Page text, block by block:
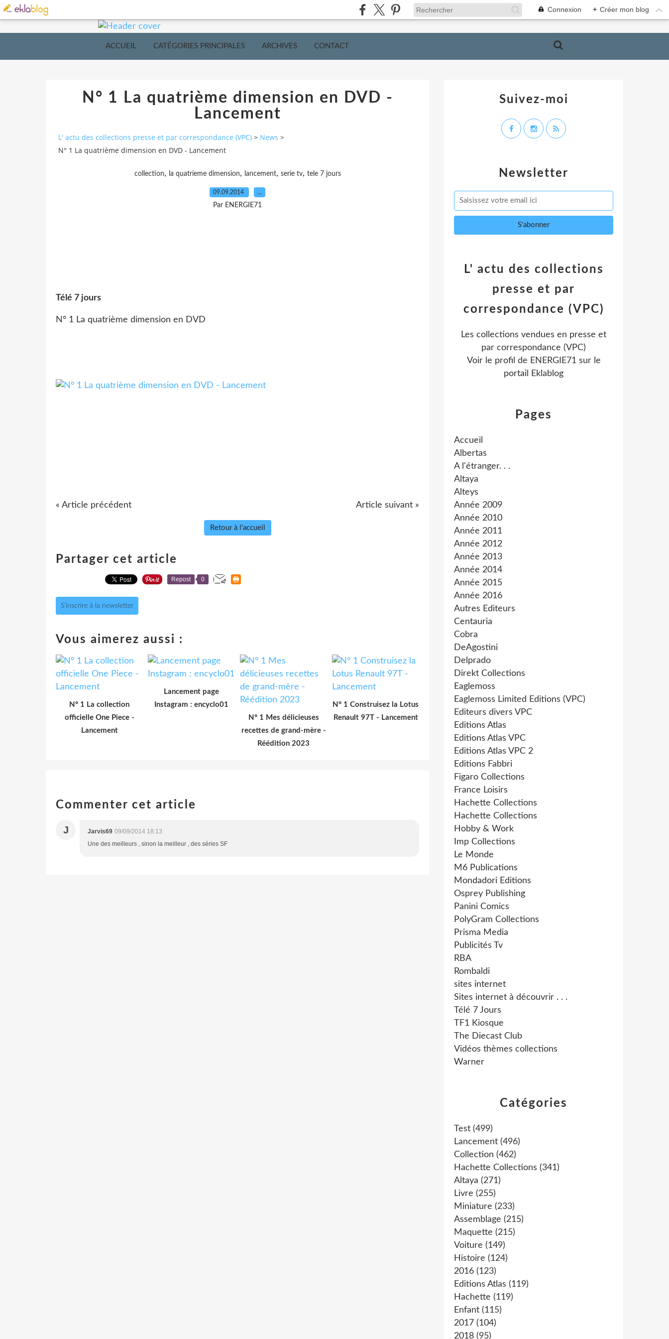
Connexion + Créer mon blog
ACCUEIL CATÉGORIES PRINCIPALES ARCHIVES CONTACT
N° 1 La quatrième dimension en DVD -
Lancement
L' actu des collections presse et par correspondance (VPC) > News >
N° 1 La quatrième dimension en DVD - Lancement
collection, la quatrieme dimension, lancement, serie tv, tele 7 jours
09.09.2014 …
Par ENERGIE71
Télé 7 jours
N° 1 La quatrième dimension en DVD
« Article précédent Article suivant »
Retour à l'accueil
Partager cet article
Repost 0
S'inscrire à la newsletter
Vous aimerez aussi :
N° 1 La collection
officielle One Piece -
Lancement
Lancement page
Instagram : encyclo01
N° 1 Mes délicieuses
recettes de grand-mère -
Réédition 2023
N° 1 Construisez la Lotus
Renault 97T - Lancement
Commenter cet article
J Jarvis69 09/09/2014 18:13
Une des meilleurs , sinon la meilleur , des séries SF
Newsletter
Catégories
Test (499)
Lancement (496)
Collection (462)
Hachette Collections (341)
Altaya (271)
Livre (255)
Miniature (233)
Assemblage (215)
Maquette (215)
Voiture (149)
Histoire (124)
2016 (123)
Editions Atlas (119)
Hachette (119)
Enfant (115)
2017 (104)
2018 (95)
Pages
Accueil
Albertas
A l'étranger. . .
Altaya
Alteys
Année 2009
Année 2010
Année 2011
Année 2012
Année 2013
Année 2014
Année 2015
Année 2016
Autres Editeurs
Centauria
Cobra
DeAgostini
Delprado
Direkt Collections
Eaglemoss
Eaglemoss Limited Editions (VPC)
Editeurs divers VPC
Editions Atlas
Editions Atlas VPC
Editions Atlas VPC 2
Editions Fabbri
Figaro Collections
France Loisirs
Hachette Collections
Hachette Collections
Hobby & Work
Imp Collections
Le Monde
M6 Publications
Mondadori Editions
Osprey Publishing
Panini Comics
PolyGram Collections
Prisma Media
Publicités Tv
RBA
Rombaldi
sites internet
Sites internet à découvrir . . .
Télé 7 Jours
TF1 Kiosque
The Diecast Club
Vidéos thèmes collections
Warner
L' actu des collections
presse et par
correspondance (VPC)
Les collections vendues en presse et
par correspondance (VPC)
Voir le profil de ENERGIE71sur le
portail Eklablog
Suivez-moi